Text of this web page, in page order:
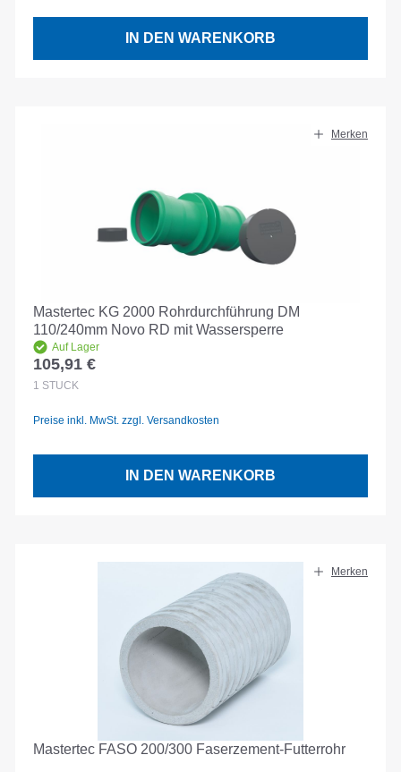
IN DEN WARENKORB
Merken
Mastertec KG 2000 Rohrdurchführung DM
110/240mm Novo RD mit Wassersperre
Auf Lager
Regulärer Preis:
105,91 €
1 STÜCK
Preise inkl. MwSt. zzgl. Versandkosten
IN DEN WARENKORB
Merken
Mastertec FASO 200/300 Faserzement-Futterrohr